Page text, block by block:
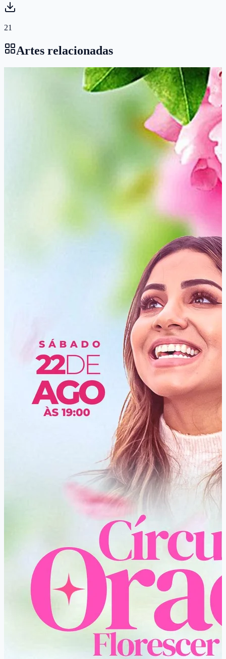
21
Artes relacionadas